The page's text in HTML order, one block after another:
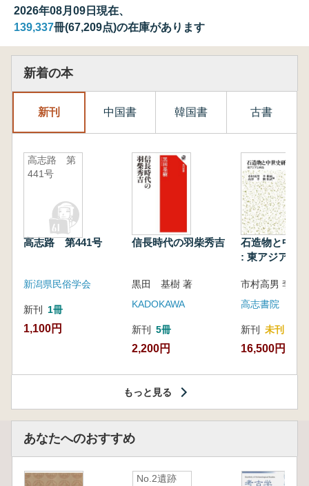
2026年08月09日現在、
139,337冊(67,209点)の在庫があります
新着の本
新刊 中国書 韓国書 古書
高志路 第
441号
高志路 第441号
新潟県民俗学会
新刊 1冊
1,100円
信長時代の羽柴秀吉
黒田 基樹 著
KADOKAWA
新刊 5冊
2,200円
石造物と中世
: 東アジアと
高志書院
新刊 未刊
16,500円
もっと見る
あなたへのおすすめ
No.2遺跡